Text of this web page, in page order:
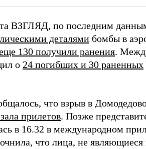
ВЗГЛЯД, по последним
деталями бомбы в
130 получили ранения.
о 24 погибших и 30 раненных
что взрыв в
прилетов. Позже
в 16.32 в международном
что лица, не